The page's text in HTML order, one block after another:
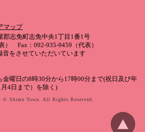
マップ
志免町志免中央1丁目1番1号
） Fax：092-935-9459（代表）
音をさせていただいています
曜日の8時30分から17時00分まで(祝日及び年
4日まで）を除く)
© Shime Town. All Rights Reserved.